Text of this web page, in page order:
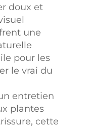
doux et
une
pour les
le vrai du
entretien
plantes
cette